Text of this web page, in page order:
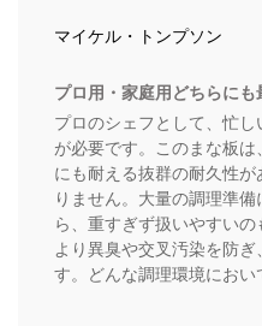
マイケル・トンプソン
プロ用・家庭用どちらにも
プロのシェフとして、忙
が必要です。このまな板
にも耐える抜群の耐久性
りません。大量の調理準
ら、重すぎず扱いやすい
より異臭や交叉汚染を防
す。どんな調理環境におい